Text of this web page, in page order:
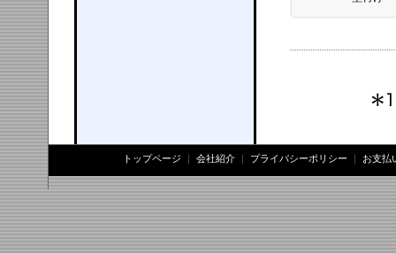
トップページ ｜ 会社紹介 ｜ プライバシーポリシー ｜ お支払